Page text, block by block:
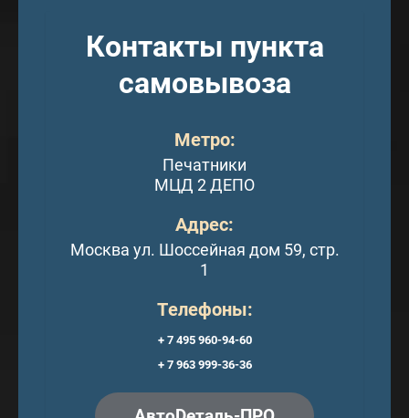
Контакты пункта
самовывоза
Метро:
Печатники
МЦД 2 ДЕПО
Адрес:
Москва ул. Шоссейная дом 59, стр.
1
Телефоны:
+ 7 495 960-94-60
+ 7 963 999-36-36